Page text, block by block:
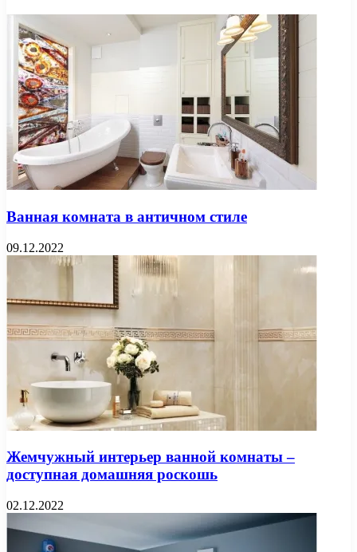
Ванная комната в античном стиле
09.12.2022
Жемчужный интерьер ванной комнаты –
доступная домашняя роскошь
02.12.2022